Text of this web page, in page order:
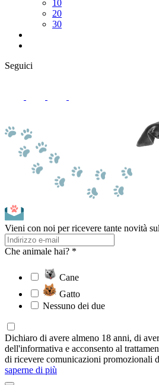
10
20
30
Seguici
Vieni con noi per ricevere tante novità
Che animale hai? *
Cane
Gatto
Nessuno dei due
Dichiaro di avere almeno 18 anni, di
dell'informativa e acconsento al
di ricevere comunicazioni promozionali
saperne di più